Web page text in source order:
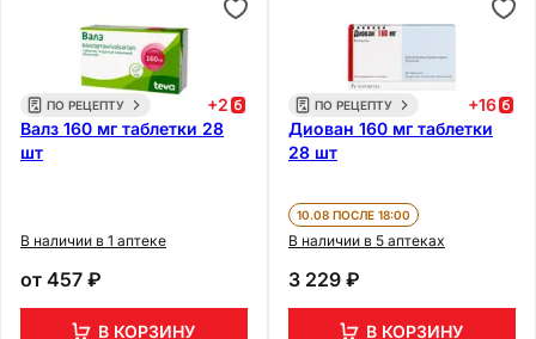
ПО РЕЦЕПТУ +2
Валз 160 мг таблетки 28
шт
В наличии в 1 аптеке
от 457 ₽
В КОРЗИНУ
ПО РЕЦЕПТУ +16
Диован 160 мг таблетки
28 шт
10.08 ПОСЛЕ 18:00
В наличии в 5 аптеках
3 229 ₽
В КОРЗИНУ